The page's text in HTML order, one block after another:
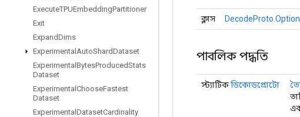
ExecuteTPUEmbeddingPartitioner
Exit
ExpandDims
Experimental AutoShardDataset
Experimental BytesProducedStats
Dataset
Experimental ChooseFastest
Dataset
Experimental DatasetCardinality
ক্লাস
পাবলিক পদ্ধতি
স্ট্যাটিকডিকোডপ্রোটো